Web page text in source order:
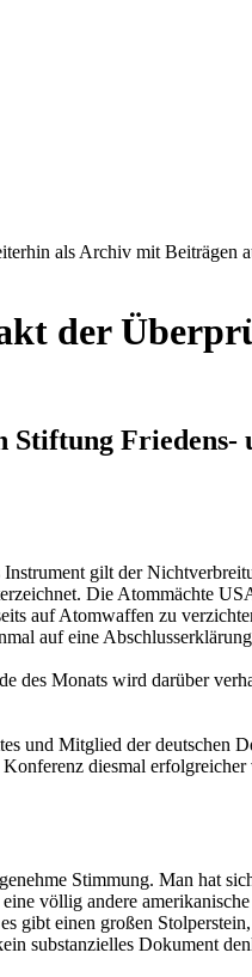
als Archiv mit Beiträgen
der
Stiftung
gilt der
Die Atommächte
auf Atomwaffen zu
auf eine
des Monats wird darüber
und Mitglied der deutschen
diesmal
Stimmung. Man hat
völlig andere
gibt einen großen
substanzielles Dokument